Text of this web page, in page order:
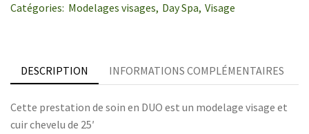
Catégories: Modelages visages, Day Spa, Visage
DESCRIPTION INFORMATIONS COMPLÉMENTAIRES
Cette prestation de soin en DUO est un modelage visage et
cuir chevelu de 25′